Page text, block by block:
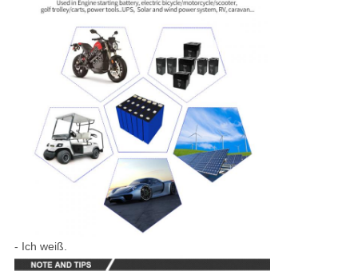
- Ich weiß.